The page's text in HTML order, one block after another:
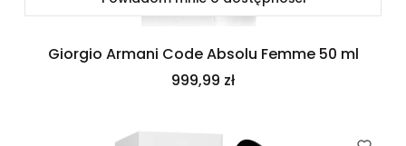
Giorgio Armani Code Absolu Femme 50 ml
Cena
999,99 zł